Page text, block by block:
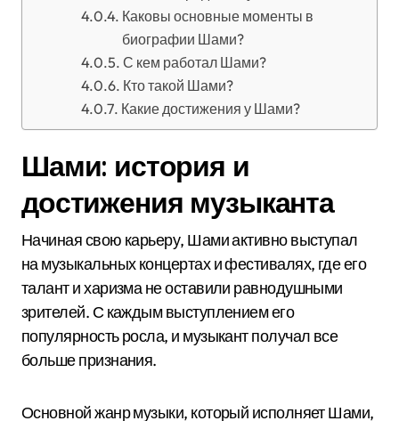
Каковы основные моменты в
биографии Шами?
С кем работал Шами?
Кто такой Шами?
Какие достижения у Шами?
Шами: история и
достижения музыканта
Начиная свою карьеру, Шами активно выступал
на музыкальных концертах и фестивалях, где его
талант и харизма не оставили равнодушными
зрителей. С каждым выступлением его
популярность росла, и музыкант получал все
больше признания.
Основной жанр музыки, который исполняет Шами,